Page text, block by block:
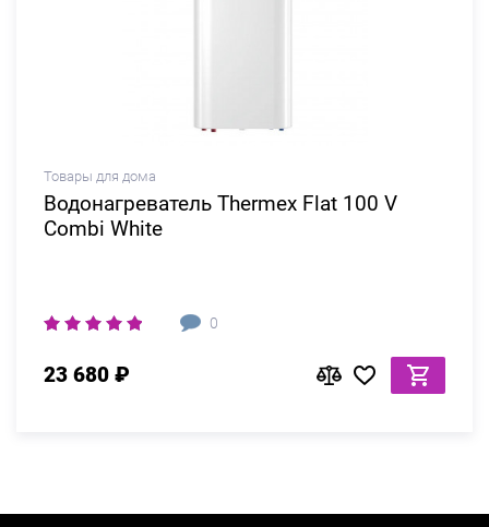
Товары для дома
Водонагреватель Thermex Flat 100 V
Combi White
0
23 680 ₽